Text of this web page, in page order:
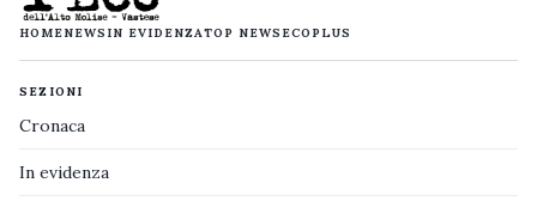
HOMENEWS IN EVIDENZATOP NEWS ECOPLUS
SEZIONI
Cronaca
In evidenza